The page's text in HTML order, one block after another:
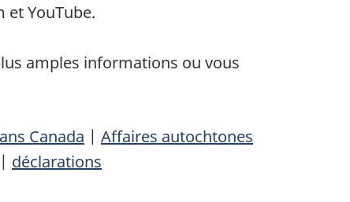
etYouTube.
amples informations ou vous
Canada | Affaires autochtones
| déclarations